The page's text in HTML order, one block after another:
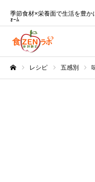
季節食材×栄養面で生活を豊か
ｫｰﾑ
レシピ 五感別